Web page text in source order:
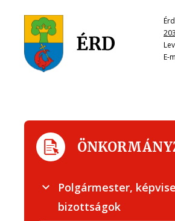
E-
Polgármester,
bizottságok